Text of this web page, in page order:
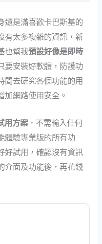
還是滿喜歡卡巴斯基的
有太多複雜的資訊，新
也幫我預設好像是即時
要安裝好軟體，防護功
間去研究各個功能的用
加網路使用安全。
用方案，不需輸入任何
體驗專業版的所有功
好試用，確認沒有資訊
介面及功能後，再花錢